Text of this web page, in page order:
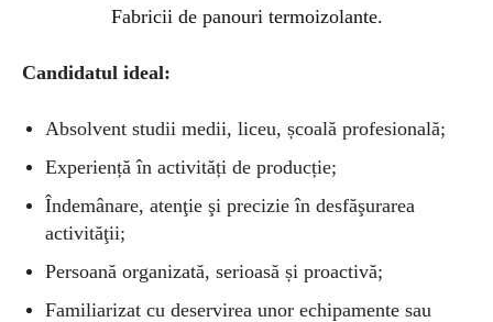
Fabricii de panouri termoizolante.
Candidatul ideal:
Absolvent studii medii, liceu, școală profesională;
Experiență în activități de producție;
Îndemânare, atenţie şi precizie în desfăşurarea
activităţii;
Persoană organizată, serioasă și proactivă;
Familiarizat cu deservirea unor echipamente sau